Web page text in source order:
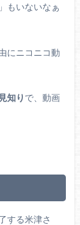
もいないなぁ
にニコニコ動
知り で、動画
する米津さ